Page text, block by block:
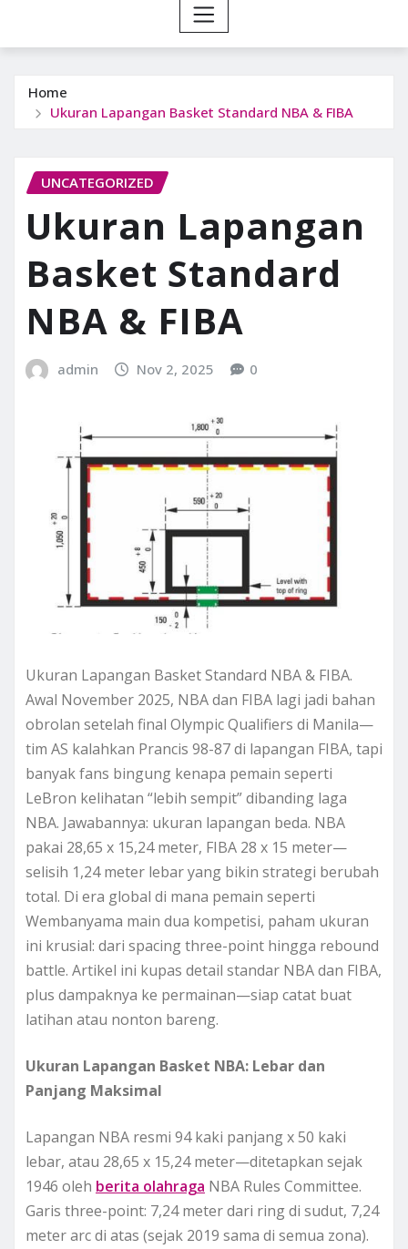
Home
Ukuran Lapangan Basket Standard NBA & FIBA
UNCATEGORIZED
Ukuran Lapangan
Basket Standard
NBA & FIBA
admin Nov 2, 2025 0
Ukuran Lapangan Basket Standard NBA & FIBA.
Awal November 2025, NBA dan FIBA lagi jadi bahan
obrolan setelah final Olympic Qualifiers di Manila—
tim AS kalahkan Prancis 98-87 di lapangan FIBA, tapi
banyak fans bingung kenapa pemain seperti
LeBron kelihatan “lebih sempit” dibanding laga
NBA. Jawabannya: ukuran lapangan beda. NBA
pakai 28,65 x 15,24 meter, FIBA 28 x 15 meter—
selisih 1,24 meter lebar yang bikin strategi berubah
total. Di era global di mana pemain seperti
Wembanyama main dua kompetisi, paham ukuran
ini krusial: dari spacing three-point hingga rebound
battle. Artikel ini kupas detail standar NBA dan FIBA,
plus dampaknya ke permainan—siap catat buat
latihan atau nonton bareng.
Ukuran Lapangan Basket NBA: Lebar dan
Panjang Maksimal
Lapangan NBA resmi 94 kaki panjang x 50 kaki
lebar, atau 28,65 x 15,24 meter—ditetapkan sejak
1946 oleh berita olahraga NBA Rules Committee.
Garis three-point: 7,24 meter dari ring di sudut, 7,24
meter arc di atas (sejak 2019 sama di semua zona).